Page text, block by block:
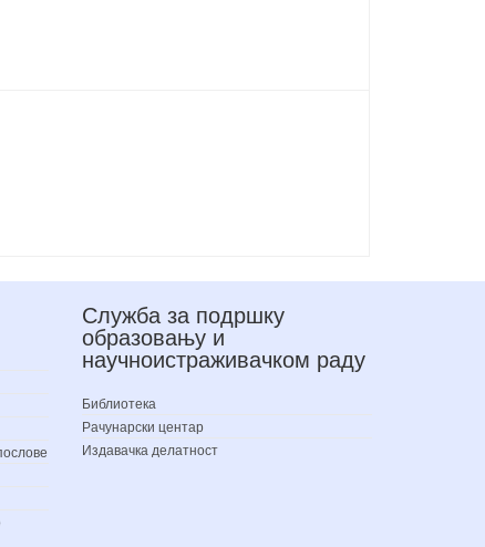
Служба за подршку
образовању и
научноистраживачком раду
Библиотека
Рачунарски центар
Издавачка делатност